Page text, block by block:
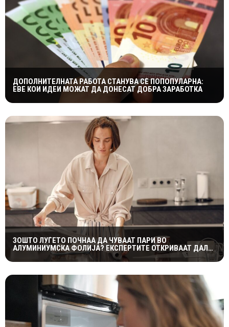
ДОПОЛНИТЕЛНАТА РАБОТА СТАНУВА СÈ ПОПОПУЛАРНА:
ЕВЕ КОИ ИДЕИ МОЖАТ ДА ДОНЕСАТ ДОБРА ЗАРАБОТКА
ЗОШТО ЛУЃЕТО ПОЧНАА ДА ЧУВААТ ПАРИ ВО
АЛУМИНИУМСКА ФОЛИЈА? ЕКСПЕРТИТЕ ОТКРИВААТ ДАЛИ
ТРИКОТ НАВИСТИНА ФУНКЦИОНИРА